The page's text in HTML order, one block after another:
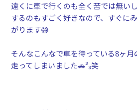
遠くに車で行くのも全く苦では無い
するのもすごく好きなので、すぐに
がります😅
そんなこんなで車を待っている8ヶ
走ってしまいました🚗³₃笑